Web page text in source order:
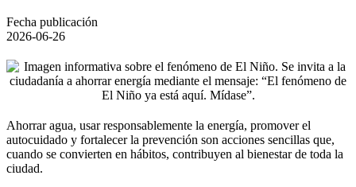
Fecha publicación
2026-06-26
Ahorrar agua, usar responsablemente la energía, promover el
autocuidado y fortalecer la prevención son acciones sencillas que,
cuando se convierten en hábitos, contribuyen al bienestar de toda la
ciudad.